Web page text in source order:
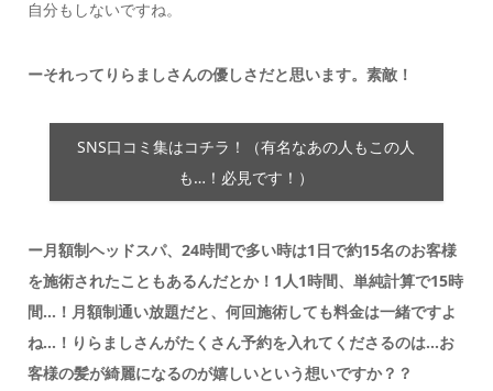
自分もしないですね。
ーそれってりらましさんの優しさだと思います。素敵！
SNS口コミ集はコチラ！（有名なあの人もこの人
も…！必見です！）
ー月額制ヘッドスパ、24時間で多い時は1日で約15名のお客様
を施術されたこともあるんだとか！1人1時間、単純計算で15時
間…！月額制通い放題だと、何回施術しても料金は一緒ですよ
ね…！りらましさんがたくさん予約を入れてくださるのは…お
客様の髪が綺麗になるのが嬉しいという想いですか？？